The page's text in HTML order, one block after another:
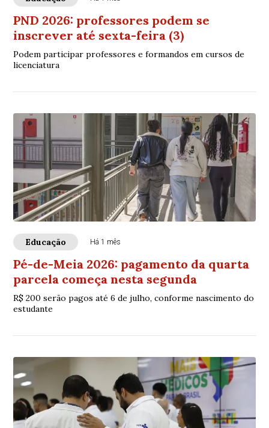
PND 2026: professores podem se
inscrever até sexta-feira (3)
Podem participar professores e formandos em cursos de
licenciatura
Educação Há 1 mês
Pé-de-Meia 2026: pagamento da quarta
parcela começa nesta segunda
R$ 200 serão pagos até 6 de julho, conforme nascimento do
estudante